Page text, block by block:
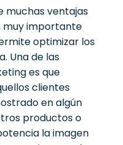
muchas ventajas
muy importante
optimizar los
Una de las
es que
clientes
en algún
productos o
la imagen